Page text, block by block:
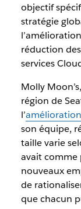
objectif
stratégie
réduction
services
Molly
région de
l’
son équipe,
taille varie
avait comme
nouveaux
de
que chacun